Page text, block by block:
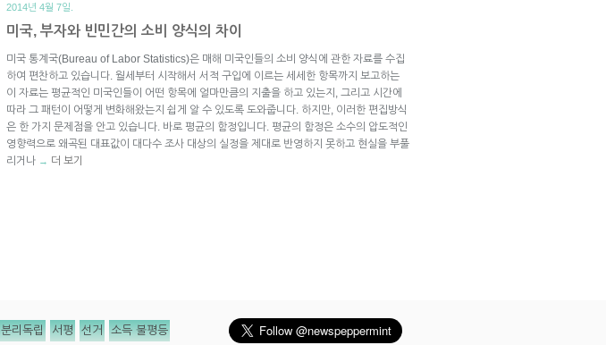
2014년 4월 7일.
미국, 부자와 빈민간의 소비 양식의 차이
미국 통계국(Bureau of Labor Statistics)은 매해 미국인들의 소비 양식에 관한 자료를 수집
하여 편찬하고 있습니다. 월세부터 시작해서 서적 구입에 이르는 세세한 항목까지 보고하는
이 자료는 평균적인 미국인들이 어떤 항목에 얼마만큼의 지출을 하고 있는지, 그리고 시간에
따라 그 패턴이 어떻게 변화해왔는지 쉽게 알 수 있도록 도와줍니다. 하지만, 이러한 편집방식
은 한 가지 문제점을 안고 있습니다. 바로 평균의 함정입니다. 평균의 함정은 소수의 압도적인
영향력으로 왜곡된 대표값이 대다수 조사 대상의 실정을 제대로 반영하지 못하고 현실을 부풀
리거나 → 더 보기
분리독립 서평 선거 소득 불평등